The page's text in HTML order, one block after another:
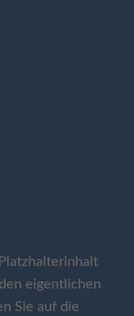
eigentlichen
Sie auf die